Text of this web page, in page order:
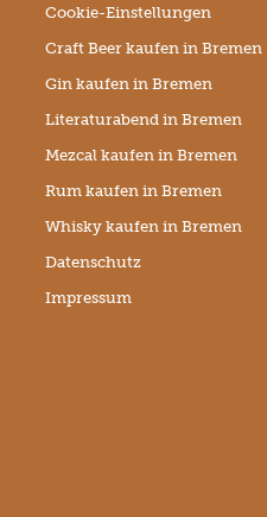
Cookie-Einstellungen
Craft Beer kaufen in Bremen
Gin kaufen in Bremen
Literaturabend in Bremen
Mezcal kaufen in Bremen
Rum kaufen in Bremen
Whisky kaufen in Bremen
Datenschutz
Impressum